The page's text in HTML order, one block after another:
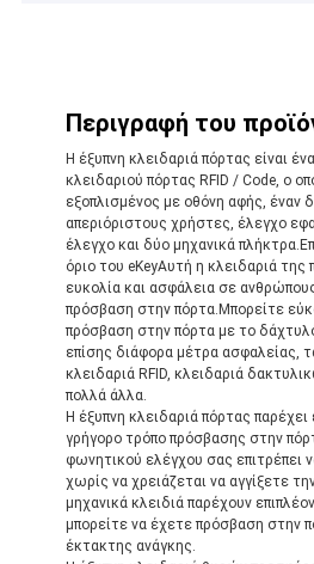
Περιγραφή του
Η έξυπνη κλειδαριά πόρτας είναι
κλειδαριού πόρτας RFID / Code, ο
εξοπλισμένος με οθόνη αφής, έναν
απεριόριστους χρήστες, έλεγχο
έλεγχο και δύο μηχανικά
όριο του eKeyΑυτή η κλειδαριά της
ευκολία και ασφάλεια σε
πρόσβαση στην πόρτα.Μπορείτε
πρόσβαση στην πόρτα με το
επίσης διάφορα μέτρα ασφαλείας,
κλειδαριά RFID, κλειδαριά
πολλά άλλα.
Η έξυπνη κλειδαριά πόρτας παρέχει
γρήγορο τρόπο πρόσβασης στην
φωνητικού ελέγχου σας επιτρέπει
χωρίς να χρειάζεται να αγγίξετε
μηχανικά κλειδιά παρέχουν
μπορείτε να έχετε πρόσβαση στην
έκτακτης ανάγκης.